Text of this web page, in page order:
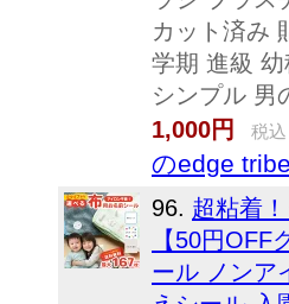
カット済み
学期 進級
シンプル 男
1,000円
税
のedge tribe
96. 超粘着
【50円
ール ノンア